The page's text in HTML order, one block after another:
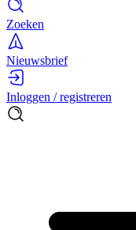
Zoeken
Nieuwsbrief
Inloggen / registreren